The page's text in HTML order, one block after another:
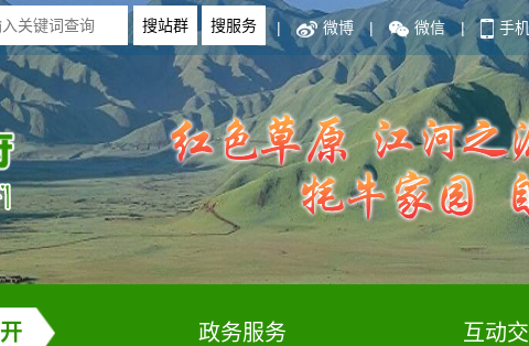
| 微博 | 微信 | 手
政务服务 互动